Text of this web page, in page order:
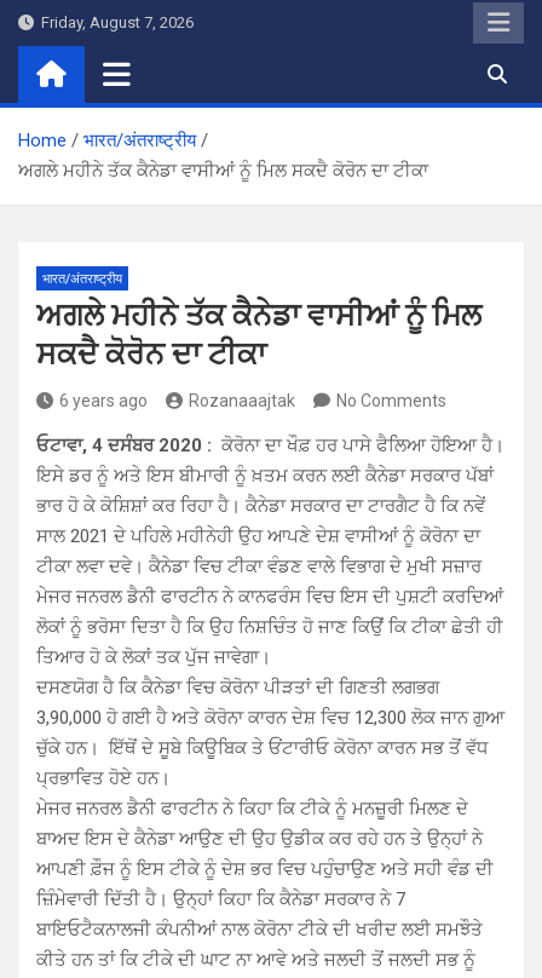
Skip
content
Friday, August 7, 2026
Home
भारत/अंतराष्ट्रीय
ਅਗਲੇ ਮਹੀਨੇ ਤੱਕ ਕੈਨੇਡਾ ਵਾਸੀਆਂ ਨੂੰ ਮਿਲ ਸਕਦੈ ਕੋਰੋਨ ਦਾ ਟੀਕਾ
भारत/अंतराष्ट्रीय
ਅਗਲੇ ਮਹੀਨੇ ਤੱਕ ਕੈਨੇਡਾ ਵਾਸੀਆਂ ਨੂੰ ਮਿਲ
ਸਕਦੈ ਕੋਰੋਨ ਦਾ ਟੀਕਾ
6 years ago Rozanaaajtak No Comments
ਓਟਾਵਾ, 4 ਦਸੰਬਰ 2020 : ਕੋਰੋਨਾ ਦਾ ਖੌਫ਼ ਹਰ ਪਾਸੇ ਫੈਲਿਆ ਹੋਇਆ ਹੈ।
ਇਸੇ ਡਰ ਨੂੰ ਅਤੇ ਇਸ ਬੀਮਾਰੀ ਨੂੰ ਖ਼ਤਮ ਕਰਨ ਲਈ ਕੈਨੇਡਾ ਸਰਕਾਰ ਪੱਬਾਂ
ਭਾਰ ਹੋ ਕੇ ਕੋਸ਼ਿਸ਼ਾਂ ਕਰ ਰਿਹਾ ਹੈ। ਕੈਨੇਡਾ ਸਰਕਾਰ ਦਾ ਟਾਰਗੈਟ ਹੈ ਕਿ ਨਵੇਂ
ਸਾਲ 2021 ਦੇ ਪਹਿਲੇ ਮਹੀਨੇਹੀ ਉਹ ਆਪਣੇ ਦੇਸ਼ ਵਾਸੀਆਂ ਨੂੰ ਕੋਰੋਨਾ ਦਾ
ਟੀਕਾ ਲਵਾ ਦਵੇ। ਕੈਨੇਡਾ ਵਿਚ ਟੀਕਾ ਵੰਡਣ ਵਾਲੇ ਵਿਭਾਗ ਦੇ ਮੁਖੀ ਸਜ਼ਾਰ
ਮੇਜਰ ਜਨਰਲ ਡੈਨੀ ਫਾਰਟੀਨ ਨੇ ਕਾਨਫਰੰਸ ਵਿਚ ਇਸ ਦੀ ਪੁਸ਼ਟੀ ਕਰਦਿਆਂ
ਲੋਕਾਂ ਨੂੰ ਭਰੋਸਾ ਦਿਤਾ ਹੈ ਕਿ ਉਹ ਨਿਸ਼ਚਿੰਤ ਹੋ ਜਾਣ ਕਿਉਂ ਕਿ ਟੀਕਾ ਛੇਤੀ ਹੀ
ਤਿਆਰ ਹੋ ਕੇ ਲੋਕਾਂ ਤਕ ਪੁੱਜ ਜਾਵੇਗਾ।
ਦਸਣਯੋਗ ਹੈ ਕਿ ਕੈਨੇਡਾ ਵਿਚ ਕੋਰੋਨਾ ਪੀੜਤਾਂ ਦੀ ਗਿਣਤੀ ਲਗਭਗ
3,90,000 ਹੋ ਗਈ ਹੈ ਅਤੇ ਕੋਰੋਨਾ ਕਾਰਨ ਦੇਸ਼ ਵਿਚ 12,300 ਲੋਕ ਜਾਨ ਗੁਆ
ਚੁੱਕੇ ਹਨ। ਇੱਥੋਂ ਦੇ ਸੂਬੇ ਕਿਊਬਿਕ ਤੇ ਓਂਟਾਰੀਓ ਕੋਰੋਨਾ ਕਾਰਨ ਸਭ ਤੋਂ ਵੱਧ
ਪ੍ਰਭਾਵਿਤ ਹੋਏ ਹਨ।
ਮੇਜਰ ਜਨਰਲ ਡੈਨੀ ਫਾਰਟੀਨ ਨੇ ਕਿਹਾ ਕਿ ਟੀਕੇ ਨੂੰ ਮਨਜ਼ੂਰੀ ਮਿਲਣ ਦੇ
ਬਾਅਦ ਇਸ ਦੇ ਕੈਨੇਡਾ ਆਉਣ ਦੀ ਉਹ ਉਡੀਕ ਕਰ ਰਹੇ ਹਨ ਤੇ ਉਨ੍ਹਾਂ ਨੇ
ਆਪਣੀ ਫ਼ੌਜ ਨੂੰ ਇਸ ਟੀਕੇ ਨੂੰ ਦੇਸ਼ ਭਰ ਵਿਚ ਪਹੁੰਚਾਉਣ ਅਤੇ ਸਹੀ ਵੰਡ ਦੀ
ਜ਼ਿੰਮੇਵਾਰੀ ਦਿੱਤੀ ਹੈ। ਉਨ੍ਹਾਂ ਕਿਹਾ ਕਿ ਕੈਨੇਡਾ ਸਰਕਾਰ ਨੇ 7
ਬਾਇਓਟੈਕਨਾਲਜੀ ਕੰਪਨੀਆਂ ਨਾਲ ਕੋਰੋਨਾ ਟੀਕੇ ਦੀ ਖਰੀਦ ਲਈ ਸਮਝੌਤੇ
ਕੀਤੇ ਹਨ ਤਾਂ ਕਿ ਟੀਕੇ ਦੀ ਘਾਟ ਨਾ ਆਵੇ ਅਤੇ ਜਲਦੀ ਤੋਂ ਜਲਦੀ ਸਭ ਨੂੰ